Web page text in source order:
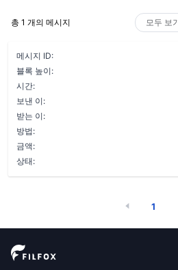
총 1 개의 메시지
메시지 ID:
블록 높이:
시간:
보낸 이:
받는 이:
방법:
금액:
상태:
1